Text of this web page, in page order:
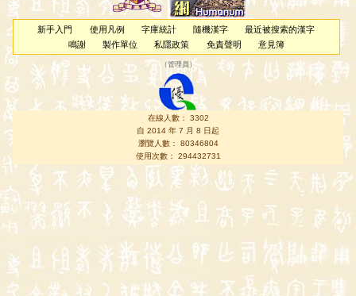
新手入門 使用凡例 字庫統計 隨機漢字
最近被搜索的漢字
鳴謝
製作單位 私隱政策 免責聲明 意見簿
（管理員 ）
在線人數： 3302
自 2014 年 7 月 8 日起
瀏覽人數： 80346804
使用次數： 294432731